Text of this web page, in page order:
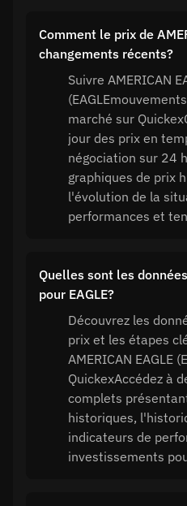
Comment le prix de
changements récents?
Suivre AMERICAN
marché sur
jour des prix en
négociation sur 24
graphiques de prix
l'évolution de la
performances et
Quelles sont les
pour EAGLE?
Découvrez les
prix et les étapes
AMERICAN EAGLE
QuickexAccédez à
complets
historiques,
indicateurs de
investissements